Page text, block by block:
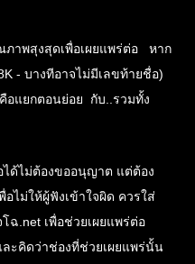
าพสุงสุดเพื่อเผยแพร่ต่อ หาก
- บางทีอาจไม่มีเลขท้ายชื่อ)
อแยกตอนย่อย กับ..รวมทั้ง
ด้ไม่ต้องขออนุญาต แต่ต้อง
ไม่ให้ผู้ฟังเข้าใจผิด ควรใส่
ฉ.net เพื่อช่วยเผยแพร่ต่อ
ะคิดว่าช่องที่ช่วยเผยแพร่นั้น